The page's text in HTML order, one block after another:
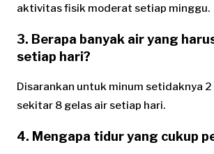
aktivitas fisik moderat setiap minggu.
3. Berapa banyak air yang
setiap hari?
Disarankan untuk minum setidaknya
sekitar 8 gelas air setiap hari.
4. Mengapa tidur yang cukup